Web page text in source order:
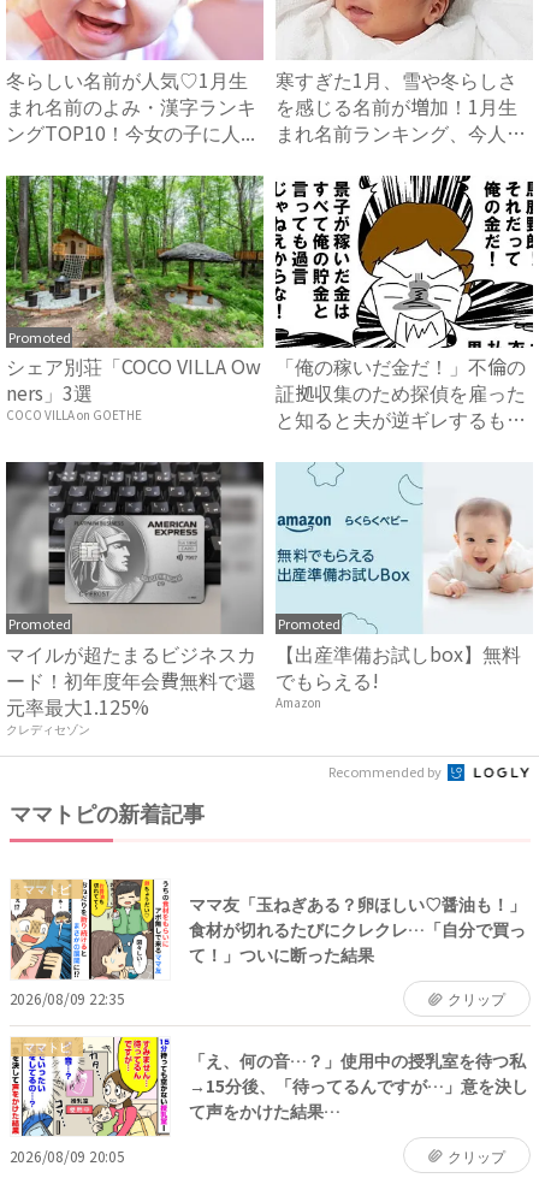
冬らしい名前が人気♡1月生
まれ名前のよみ・漢字ランキ
ングTOP10！今女の子に人...
寒すぎた1月、雪や冬らしさ
を感じる名前が増加！1月生
まれ名前ランキング、今人気
Promoted
シェア別荘「COCO VILLA Ow
ners」3選
COCO VILLA on GOETHE
「俺の稼いだ金だ！」不倫の
証拠収集のため探偵を雇った
と知ると夫が逆ギレするも、
Promoted
マイルが超たまるビジネスカ
ード！初年度年会費無料で還
元率最大1.125%
クレディセゾン
Promoted
【出産準備お試しbox】無料
でもらえる!
Amazon
Recommended by
ママトピの新着記事
ママトピ
ママ友「玉ねぎある？卵ほしい♡醤油も！」
食材が切れるたびにクレクレ…「自分で買っ
て！」ついに断った結果
2026/08/09 22:35 クリップ
ママトピ
「え、何の音…？」使用中の授乳室を待つ私
→15分後、「待ってるんですが…」意を決し
て声をかけた結果…
2026/08/09 20:05 クリップ